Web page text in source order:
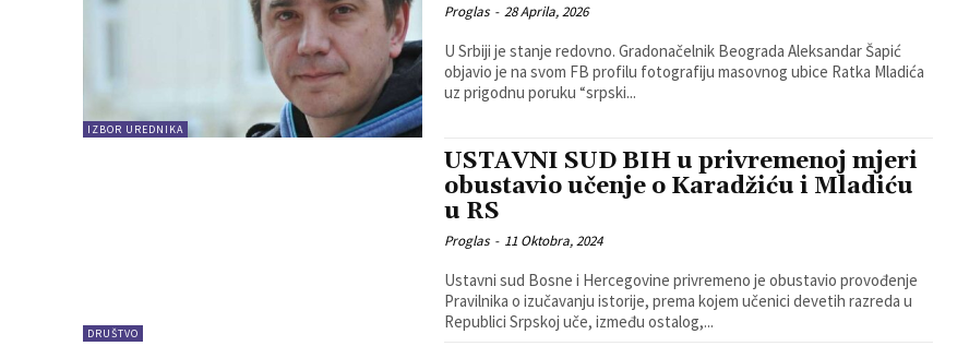
IZBOR UREDNIKA
Proglas - 28 Aprila, 2026
U Srbiji je stanje redovno. Gradonačelnik Beograda Aleksandar Šapić
objavio je na svom FB profilu fotografiju masovnog ubice Ratka Mladića
uz prigodnu poruku “srpski...
DRUŠTVO
USTAVNI SUD BIH u privremenoj mjeri
obustavio učenje o Karadžiću i Mladiću
u RS
Proglas - 11 Oktobra, 2024
Ustavni sud Bosne i Hercegovine privremeno je obustavio provođenje
Pravilnika o izučavanju istorije, prema kojem učenici devetih razreda u
Republici Srpskoj uče, između ostalog,...